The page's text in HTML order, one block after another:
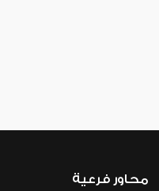
محاور فرعية